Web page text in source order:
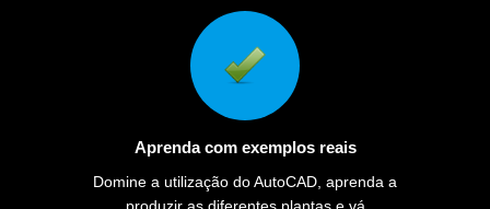
Aprenda com exemplos reais
Domine a utilização do AutoCAD, aprenda a